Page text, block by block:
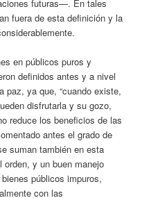
futuras—. En tales
fuera de esta definición y la
en públicos puros y
definidos antes y a nivel
paz, ya que, “cuando existe,
disfrutarla y su gozo,
reduce los beneficios de las
antes el grado de
suman también en esta
y un buen manejo
públicos impuros,
con las